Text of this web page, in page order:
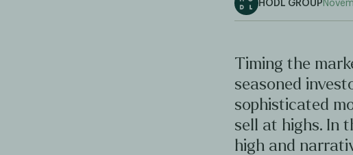
HODL GROUP
Timing the
seasoned
sophisticated
sell at highs. In
high and